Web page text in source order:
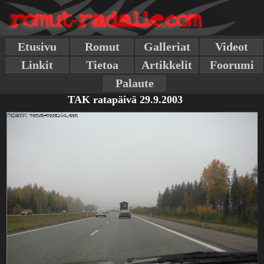
Etusivu Romut Galleriat
Videot
Linkit
Tietoa Artikkelit
Foorumi
Palaute
TAK ratapäivä 29.9.2003